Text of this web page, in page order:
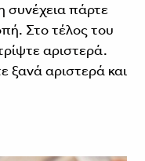
συνέχεια πάρτε
Στο τέλος του
αριστερά.
ξανά αριστερά και